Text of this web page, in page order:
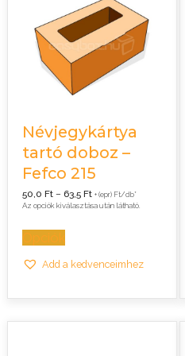
Névjegykártya
tartó doboz –
Fefco 215
50,0Ft – 63,5FtÁrtartomány:
50,0 Ft
+ (epr) Ft/db*
Az opciók kiválasztása után látható.
Opciók
Add a kedvenceimhez